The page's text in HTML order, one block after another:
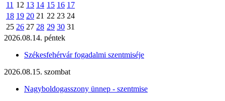
11 12 13 14 15 16 17
18 19 20 21 22 23 24
25 26 27 28 29 30 31
2026.08.14. péntek
Székesfehérvár fogadalmi szentmiséje
2026.08.15. szombat
Nagyboldogasszony ünnep - szentmise